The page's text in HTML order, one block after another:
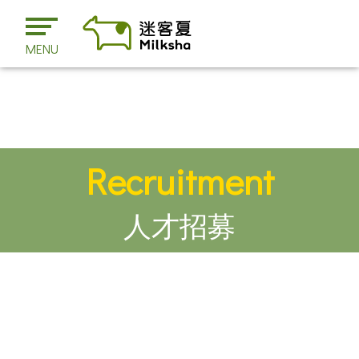
MENU
Recruitment
人才招募